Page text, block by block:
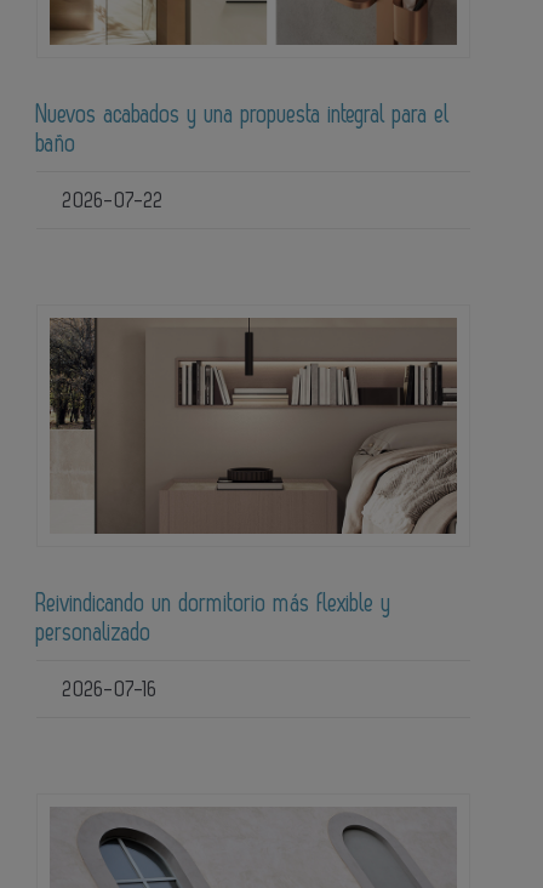
Nuevos acabados y una propuesta integral para el
baño
2026-07-22
Reivindicando un dormitorio más flexible y
personalizado
2026-07-16